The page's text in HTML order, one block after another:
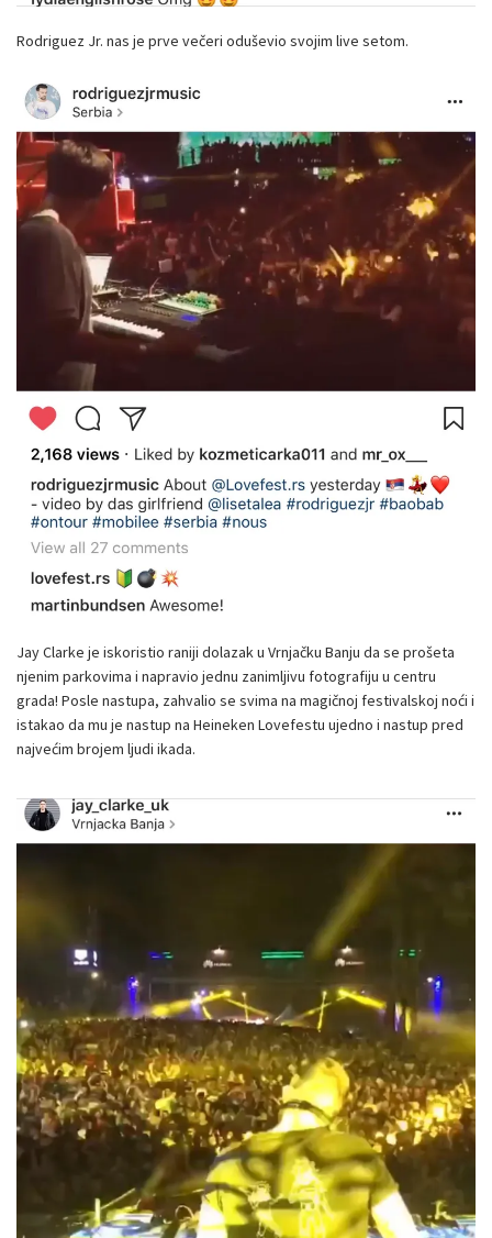
Rodriguez Jr. nas je prve večeri oduševio svojim live setom.
Jay Clarke je iskoristio raniji dolazak u Vrnjačku Banju da se prošeta
njenim parkovima i napravio jednu zanimljivu fotografiju u centru
grada! Posle nastupa, zahvalio se svima na magičnoj festivalskoj noći i
istakao da mu je nastup na Heineken Lovefestu ujedno i nastup pred
najvećim brojem ljudi ikada.